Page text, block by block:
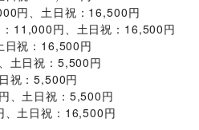
円、土日祝：16,500円
11,000円、土日祝：16,500円
日祝：16,500円
土日祝：5,500円
祝：5,500円
、土日祝：5,500円
、土日祝：16,500円